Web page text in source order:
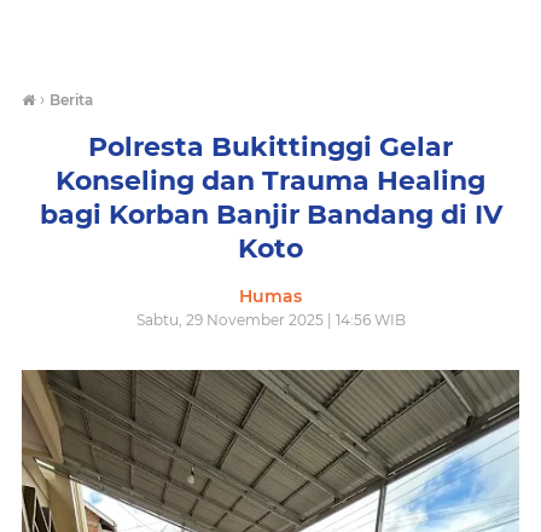
› Berita
Polresta Bukittinggi Gelar
Konseling dan Trauma Healing
bagi Korban Banjir Bandang di IV
Koto
Humas
Sabtu, 29 November 2025 | 14:56 WIB